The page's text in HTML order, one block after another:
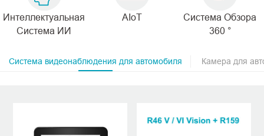
Интеллектуальная
Система ИИ
AIoT
Система Обзора
360 °
Система видеонаблюдения для автомобиля Камера для